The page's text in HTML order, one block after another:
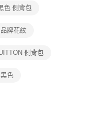
先享後付」服務完成之交
人之同意方可使用
形，本公司將視審查結果
色 側背包
牌花紋
側背包
色